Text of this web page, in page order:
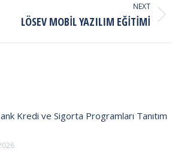
NEXT
LÖSEV MOBİL YAZILIM EĞİTİMİ
Kredi ve Sigorta Programları Tanıtım